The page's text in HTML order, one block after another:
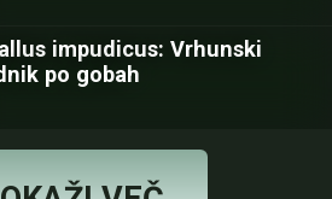
impudicus: Vrhunski
po gobah